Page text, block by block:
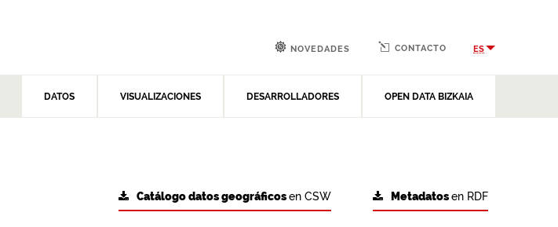
DATOS VISUALIZACIONES DESARROLLADORES OPEN DATA BIZKAIA
NOVEDADES CONTACTO ES
Metadatosen RDF
Catálogo datos geográficosen CSW